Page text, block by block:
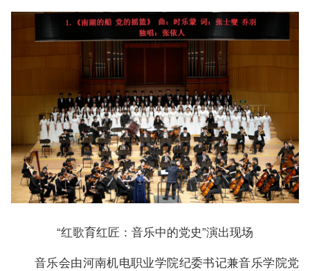
“红歌育红匠：音乐中的党史”演出现场
音乐会由河南机电职业学院纪委书记兼音乐学院党